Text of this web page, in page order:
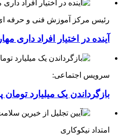
رئیس مرکز آموزش فنی و حرفه ای
آینده در اختیار افراد داری
سرویس اجتماعی:
بازگرداندن یک میلیارد
امتداد نیکوکاری